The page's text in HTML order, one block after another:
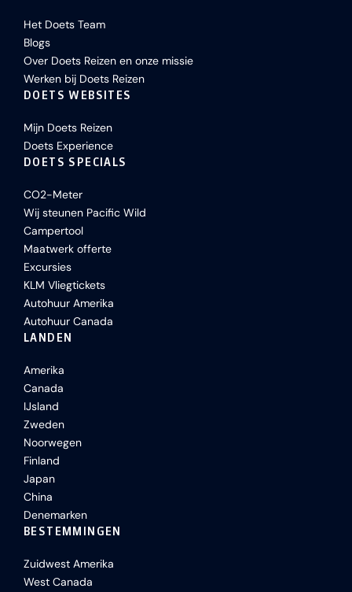
Het Doets Team
Blogs
Over Doets Reizen en onze missie
Werken bij Doets Reizen
DOETS WEBSITES
Mijn Doets Reizen
Doets Experience
DOETS SPECIALS
CO2-Meter
Wij steunen Pacific Wild
Campertool
Maatwerk offerte
Excursies
KLM Vliegtickets
Autohuur Amerika
Autohuur Canada
LANDEN
Amerika
Canada
IJsland
Zweden
Noorwegen
Finland
Japan
China
Denemarken
BESTEMMINGEN
Zuidwest Amerika
West Canada